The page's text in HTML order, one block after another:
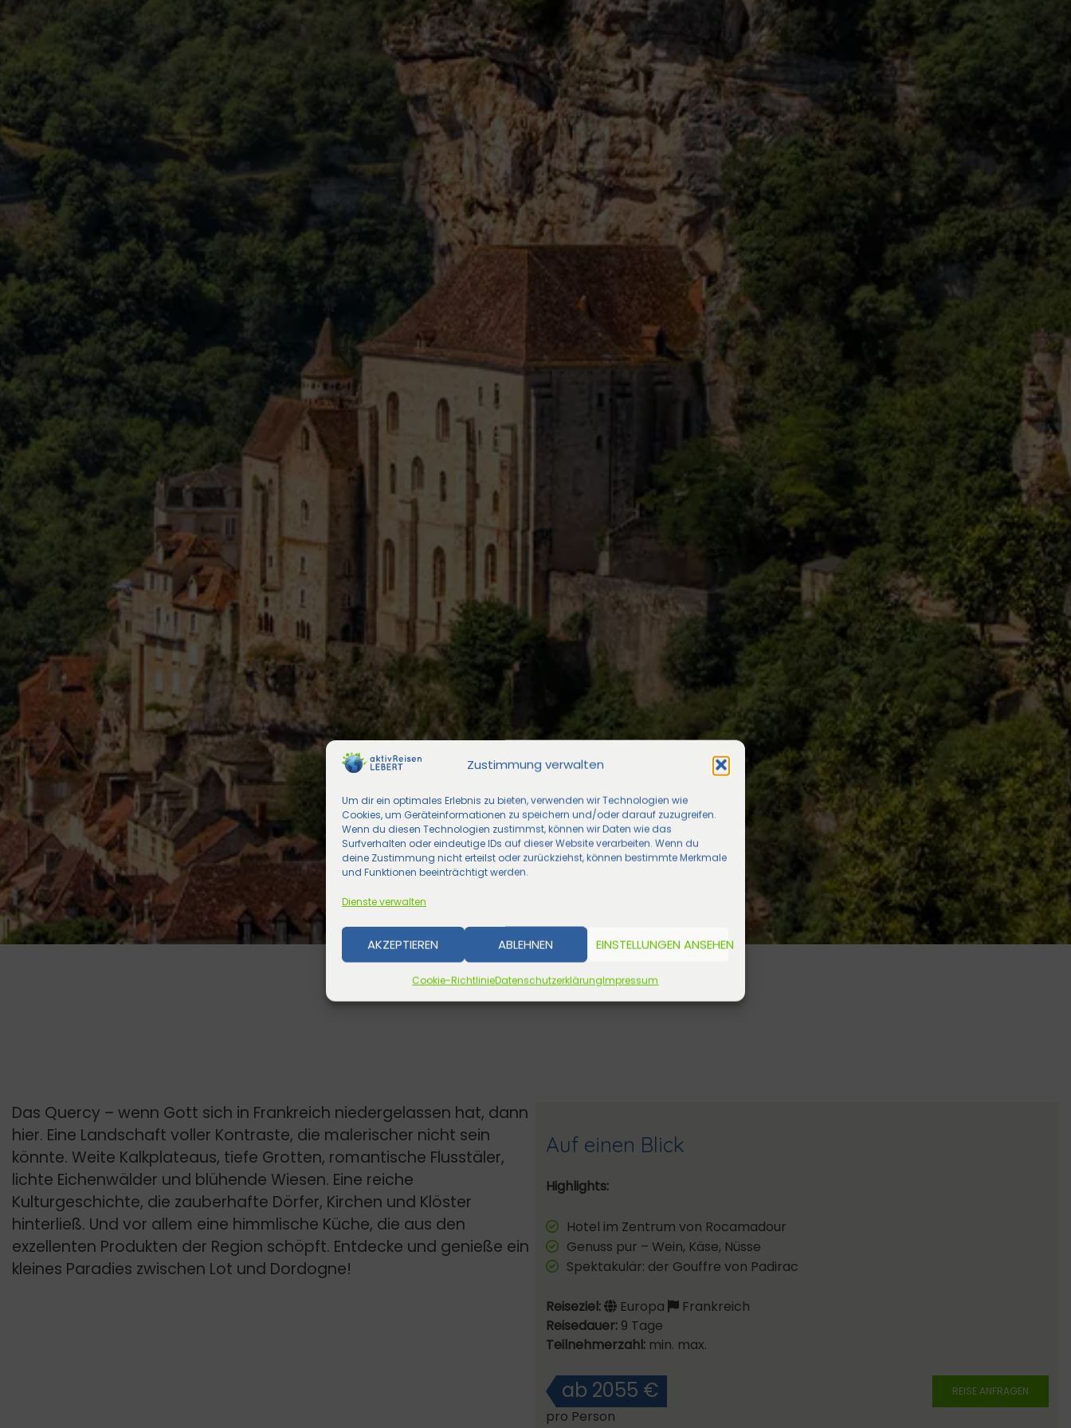
Zustimmung verwalten
Um dir ein optimales Erlebnis zu bieten, verwenden wir Technologien wie
Cookies, um Geräteinformationen zu speichern und/oder darauf zuzugreifen.
Wenn du diesen Technologien zustimmst, können wir Daten wie das
Surfverhalten oder eindeutige IDs auf dieser Website verarbeiten. Wenn du
deine Zustimmung nicht erteilst oder zurückziehst, können bestimmte Merkmale
und Funktionen beeinträchtigt werden.
Dienste verwalten
AKZEPTIEREN ABLEHNEN EINSTELLUNGEN ANSEHEN
Cookie-RichtlinieDatenschutzerklärungImpressum
Das Quercy – wenn Gott sich in Frankreich niedergelassen hat, dann
hier. Eine Landschaft voller Kontraste, die malerischer nicht sein
könnte. Weite Kalkplateaus, tiefe Grotten, romantische Flusstäler,
lichte Eichenwälder und blühende Wiesen. Eine reiche
Kulturgeschichte, die zauberhafte Dörfer, Kirchen und Klöster
hinterließ. Und vor allem eine himmlische Küche, die aus den
exzellenten Produkten der Region schöpft. Entdecke und genieße ein
kleines Paradies zwischen Lot und Dordogne!
Auf einen Blick
Highlights:
Hotel im Zentrum von Rocamadour
Genuss pur – Wein, Käse, Nüsse
Spektakulär: der Gouffre von Padirac
Reiseziel: Europa
Frankreich
Reisedauer: 9 Tage
Teilnehmerzahl: min. max.
REISE ANFRAGEN
ab 2055 €
pro Person